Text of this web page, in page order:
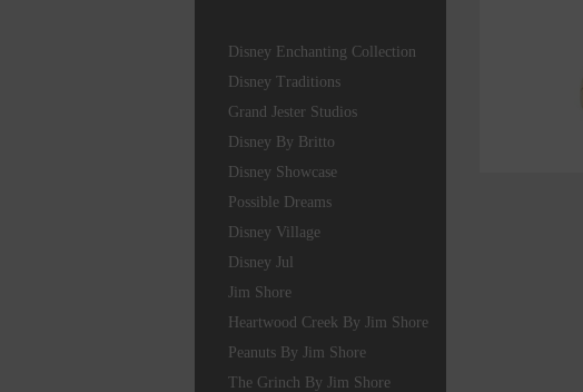
Disney Enchanting Collection
Disney Traditions
Grand Jester Studios
Disney By Britto
Disney Showcase
Possible Dreams
Disney Village
Disney Jul
Jim Shore
Heartwood Creek By Jim Shore
Peanuts By Jim Shore
The Grinch By Jim Shore